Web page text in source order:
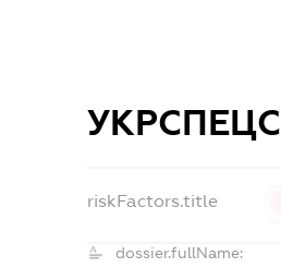
riskFactors.title
dossier.fullName: